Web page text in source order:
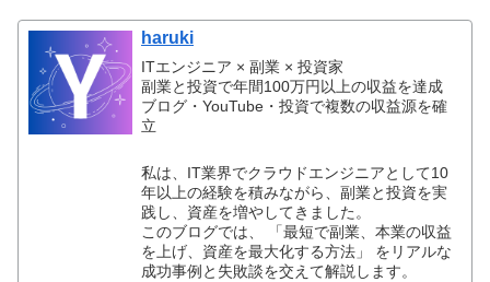
haruki
ITエンジニア × 副業 × 投資家
副業と投資で年間100万円以上の収益を達成
ブログ・YouTube・投資で複数の収益源を確
立
私は、IT業界でクラウドエンジニアとして10
年以上の経験を積みながら、副業と投資を実
践し、資産を増やしてきました。
このブログでは、 「最短で副業、本業の収益
を上げ、資産を最大化する方法」 をリアルな
成功事例と失敗談を交えて解説します。